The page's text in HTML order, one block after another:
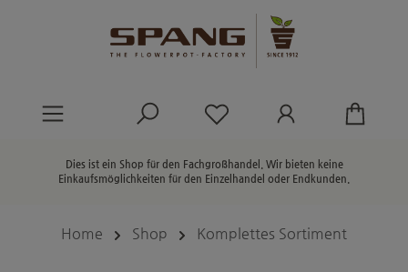
Du hast 0 Produkte
Dies ist ein Shop für den Fachgroßhandel. Wir bieten keine
Einkaufsmöglichkeiten für den Einzelhandel oder Endkunden.
Home Shop Komplettes Sortiment